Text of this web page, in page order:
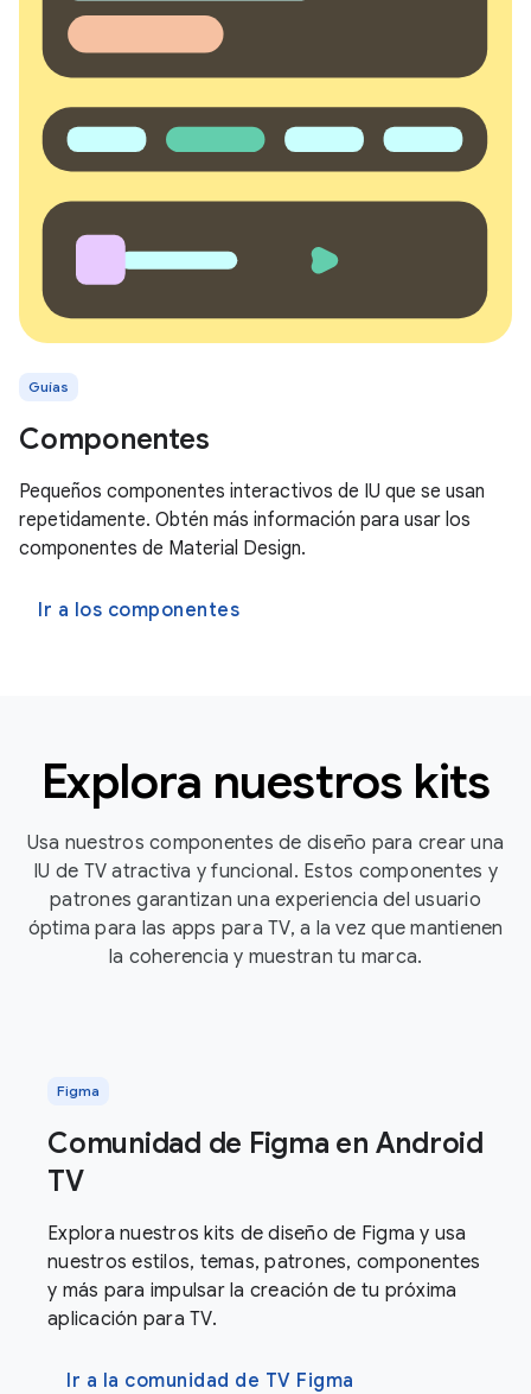
Guías
Componentes
Pequeños componentes interactivos de IU que se usan
repetidamente. Obtén más información para usar los
componentes de Material Design.
Ir a los componentes
Explora nuestros kits
Usa nuestros componentes de diseño para crear una
IU de TV atractiva y funcional. Estos componentes y
patrones garantizan una experiencia del usuario
óptima para las apps para TV, a la vez que mantienen
la coherencia y muestran tu marca.
Figma
Comunidad de Figma en Android
TV
Explora nuestros kits de diseño de Figma y usa
nuestros estilos, temas, patrones, componentes
y más para impulsar la creación de tu próxima
aplicación para TV.
Ir a la comunidad de TV Figma